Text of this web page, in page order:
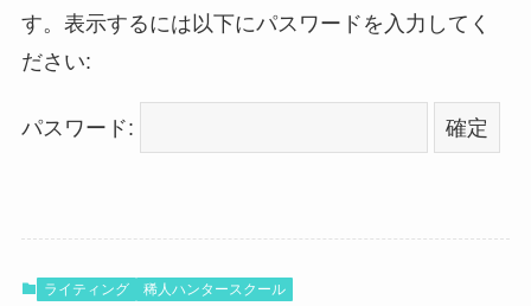
す。表示するには以下にパスワードを入力してく
ださい:
パスワード:
ライティング 稀人ハンタースクール